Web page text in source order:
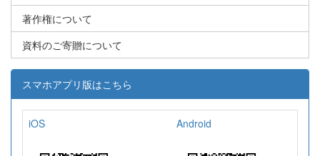
著作権について
資料のご寄贈について
スマホアプリ版はこちら
iOS Android